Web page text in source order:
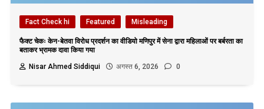
Fact Check hi Featured Misleading
फैक्ट चेकः केन-बेतवा विरोध प्रदर्शन का वीडियो मणिपुर में सेना द्वारा महिलाओं पर बर्बरता का
बताकर भ्रामक दावा किया गया
Nisar Ahmed Siddiqui
अगस्त 6, 2026 0